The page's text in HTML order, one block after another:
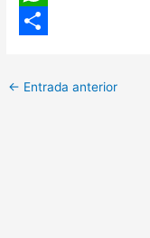
o
y
W
ao
← Entrada anterior